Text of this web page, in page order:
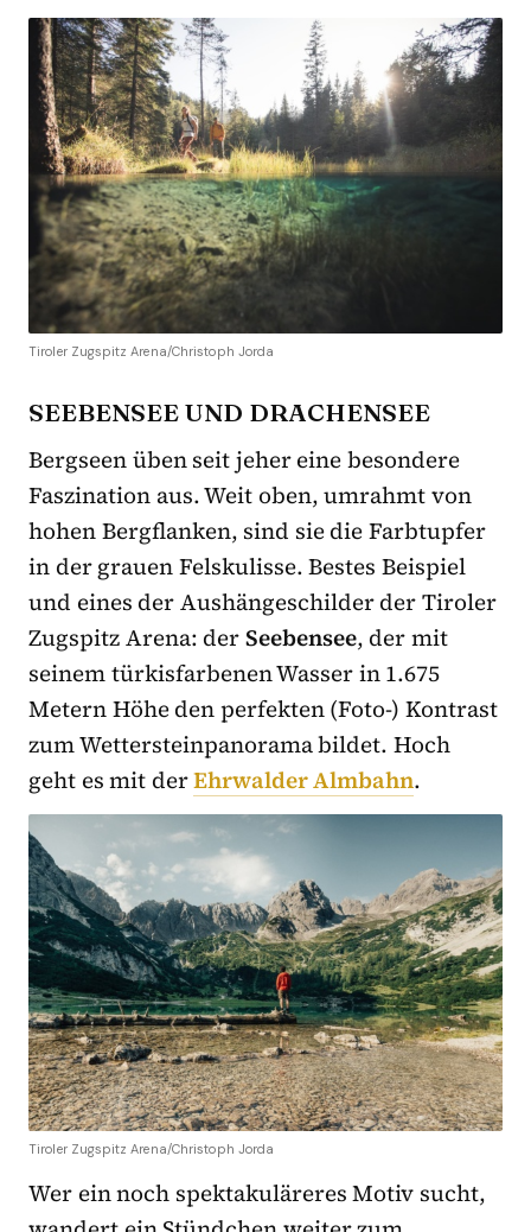
Tiroler Zugspitz Arena/Christoph Jorda
SEEBENSEE UND DRACHENSEE
Bergseen üben seit jeher eine besondere
Faszination aus. Weit oben, umrahmt von
hohen Bergflanken, sind sie die Farbtupfer
in der grauen Felskulisse. Bestes Beispiel
und eines der Aushängeschilder der Tiroler
Zugspitz Arena: derSeebensee, der mit
seinem türkisfarbenen Wasser in 1.675
Metern Höhe den perfekten (Foto-) Kontrast
zum Wettersteinpanorama bildet. Hoch
geht es mit derEhrwalder Almbahn.
Tiroler Zugspitz Arena/Christoph Jorda
Wer ein noch spektakuläreres Motiv sucht,